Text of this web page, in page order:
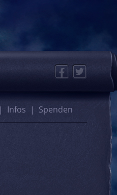
Facebook
Twitter
Infos Spenden